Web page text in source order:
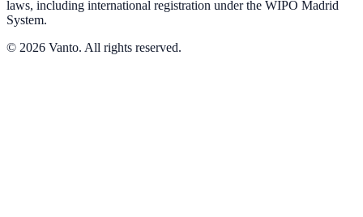
laws, including international registration under the WIPO Madrid
System.
© 2026 Vanto. All rights reserved.